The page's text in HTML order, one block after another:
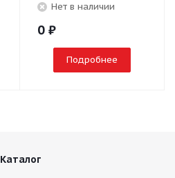
Нет в наличии
0 ₽
Подробнее
Каталог